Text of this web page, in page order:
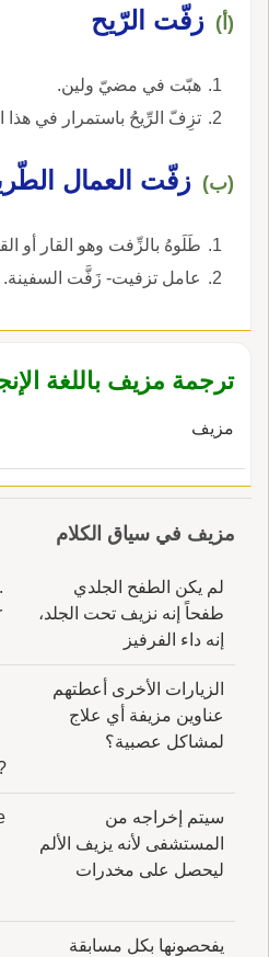
بمعنًى.
(أ) زفّت الرّيح
هبّت في مضيّ ولين.
تزِفّ الرِّيحُ باستمرار في هذا المكان.
(ب) زفّت العمال
طَلَوهُ بالزِّفت وهو القار أو
عامل تزفيت- زَفَّت السفينة.
ترجمة مزيف باللغة
مزيف
مزيف في سياق الكلام
لم يكن الطفح الجلدي
طفحاً إنه نزيف تحت الجلد،
إنه داء الفرفيز
الزيارات الأخرى أعطتهم
عناوين مزيفة أي علاج
لمشاكل عصبية؟
سيتم إخراجه من
المستشفى لأنه يزيف الألم
ليحصل على مخدرات
يفحصونها بكل مسابقة